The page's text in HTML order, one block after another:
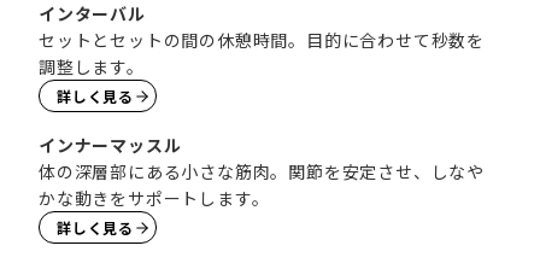
インターバル
セットとセットの間の休憩時間。目的に合わせて秒数を
調整します。
詳しく見る
インナーマッスル
体の深層部にある小さな筋肉。関節を安定させ、しなや
かな動きをサポートします。
詳しく見る